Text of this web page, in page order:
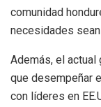
comunidad
necesidades
Además, el actual
que desempeñar
con líderes en